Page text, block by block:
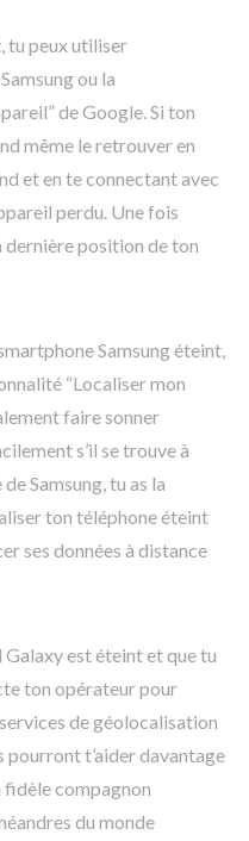
tu peux utiliser
ou la
de Google. Si ton
même le retrouver en
et en te connectant avec
perdu. Une fois
dernière position de ton
Samsung éteint,
“Localiser mon
faire sonner
s’il se trouve à
Samsung, tu as la
ton téléphone éteint
ses données à distance
est éteint et que tu
ton opérateur pour
de géolocalisation
pourront t’aider davantage
compagnon
du monde